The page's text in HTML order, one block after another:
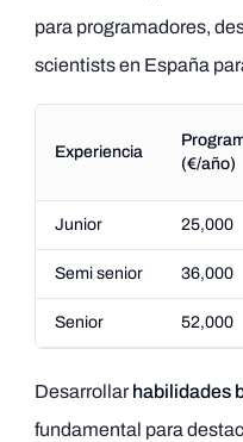
para programadores,
scientists en España
Experiencia
(€/año)
Junior 25,000
Semi senior 36,000
Senior 52,000
Desarrollarhabilidades
fundamental para